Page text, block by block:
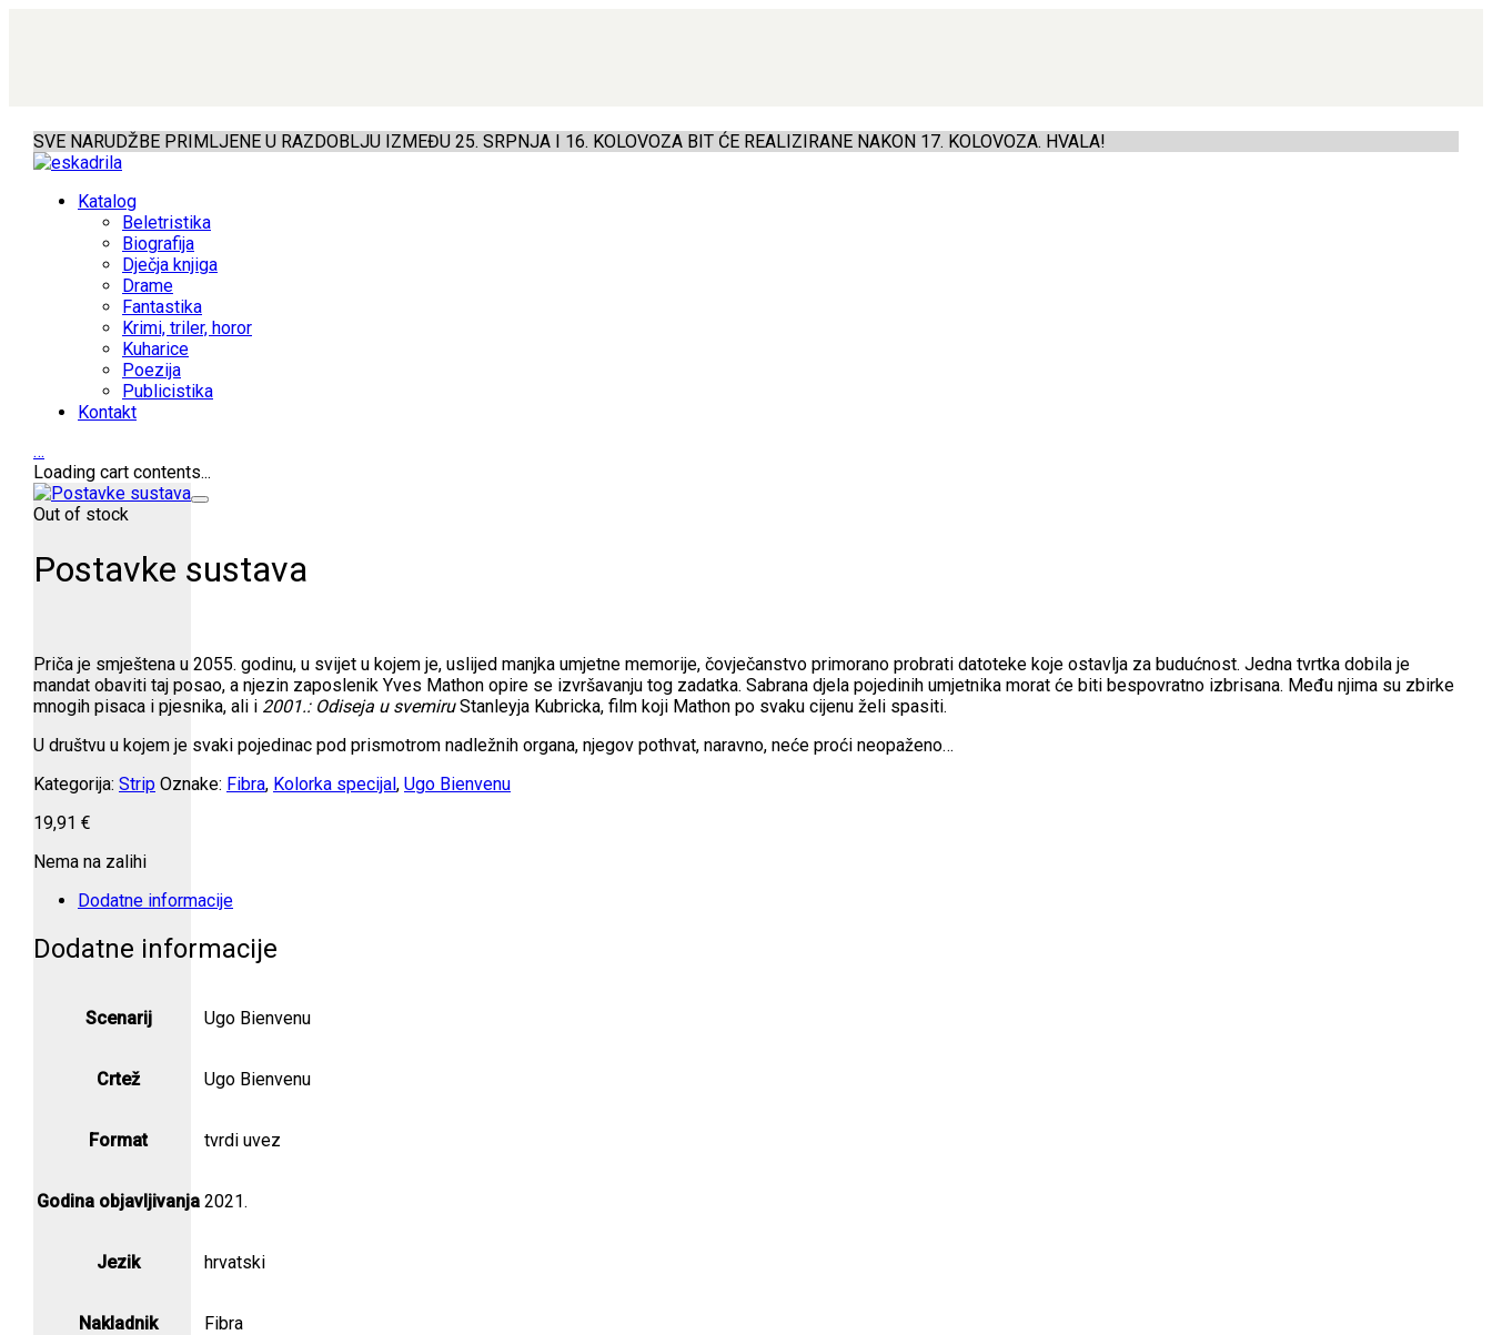
SVE NARUDŽBE PRIMLJENE U RAZDOBLJU IZMEĐU 25. SRPNJA I 16. KOLOVOZA BIT ĆE REALIZIRANE NAKON 17. KOLOVOZA. HVALA!
Katalog
Beletristika
Biografija
Dječja knjiga
Drame
Fantastika
Krimi, triler, horor
Kuharice
Poezija
Publicistika
Kontakt
…
Loading cart contents...
Out of stock
Postavke sustava
Priča je smještena u 2055. godinu, u svijet u kojem je, uslijed manjka umjetne memorije, čovječanstvo primorano probrati datoteke koje ostavlja za budućnost. Jedna tvrtka dobila je
mandat obaviti taj posao, a njezin zaposlenik Yves Mathon opire se izvršavanju tog zadatka. Sabrana djela pojedinih umjetnika morat će biti bespovratno izbrisana. Među njima su zbirke
mnogih pisaca i pjesnika, ali i 2001.: Odiseja u svemiruStanleyja Kubricka, film koji Mathon po svaku cijenu želi spasiti.
U društvu u kojem je svaki pojedinac pod prismotrom nadležnih organa, njegov pothvat, naravno, neće proći neopaženo…
Kategorija: Strip Oznake: Fibra, Kolorka specijal, Ugo Bienvenu
19,91 €
Nema na zalihi
Dodatne informacije
Dodatne informacije
Scenarij Ugo Bienvenu
Crtež Ugo Bienvenu
Format tvrdi uvez
Godina objavljivanja 2021.
Jezik hrvatski
Nakladnik Fibra